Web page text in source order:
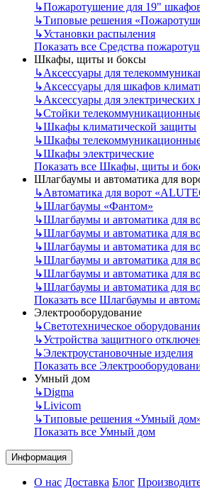
↳Пожаротушение для 19"
↳Типовые решения
↳Установки распыления
Показать все Средства
Шкафы, щиты и боксы
↳Аксессуары для
↳Аксессуары для шкафов
↳Аксессуары для
↳Стойки
↳Шкафы климатической защиты
↳Шкафы
↳Шкафы электрические
Показать все Шкафы, щиты и
Шлагбаумы и автоматика для
↳Автоматика для ворот
↳Шлагбаумы «Фантом»
↳Шлагбаумы и автоматика для
↳Шлагбаумы и автоматика для
↳Шлагбаумы и автоматика для
↳Шлагбаумы и автоматика для
↳Шлагбаумы и автоматика для
↳Шлагбаумы и автоматика для
Показать все Шлагбаумы и
Электрооборудование
↳Светотехническое
↳Устройства защитного
↳Электроустановочные изделия
Показать все
Умный дом
↳Digma
↳Livicom
↳Типовые решения «Умный
Показать все Умный дом
Информация
О нас Доставка Блог